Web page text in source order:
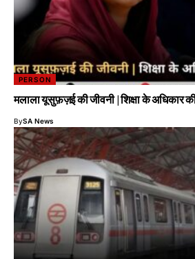
PERSON
मलाला यूसुफ़ज़ई की जीवनी | शिक्षा के अधिकार
BySA News